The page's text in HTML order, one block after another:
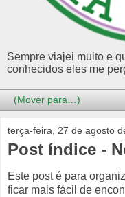
Sempre viajei muito e
conhecidos eles me
terça-feira, 27 de agosto
Post índice -
Este post é para
ficar mais fácil de